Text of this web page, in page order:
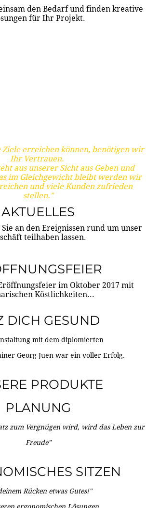
den Bedarf und finden kreative
für Ihr Projekt.
erreichen können, benötigen wir
Ihr Vertrauen.
aus unserer Sicht aus Geben und
im Gleichgewicht bleibt werden wir
und viele Kunden zufrieden
stellen."
AKTUELLES
an den Ereignissen rund um unser
teilhaben lassen.
im Oktober 2017 mit
Köstlichkeiten...
DICH GESUND
mit dem diplomierten
Georg Juen war ein voller Erfolg.
PRODUKTE
PLANUNG
zum Vergnügen wird, wird das Leben zur
Freude"
SITZEN
Rücken etwas Gutes!"